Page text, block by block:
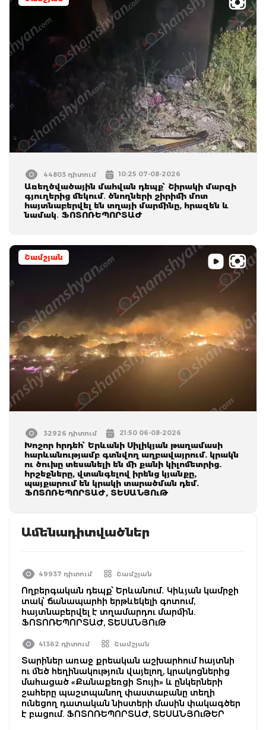
44803 դիտում 10:25 07-08-2026
Առեղծվածային մահվան դեպք՝ Շիրակի մարզի
գյուղերից մեկում․ ծնողների շիրիմի մոտ
հայտնաբերվել են տղայի մարմինը, հրազեն և
նամակ․ ՖՈՏՈՌԵՊՈՐՏԱԺ
Շամշյան
32926 դիտում 21:50 06-08-2026
Խոշոր հրդեհ՝ Երևանի Սիլիկյան թաղամասի
հարևանությամբ գտնվող աղբավայրում. կրակն
ու ծուխը տեսանելի են մի քանի կիլոմետրից.
հրշեջները, վտանգելով իրենց կյանքը,
պայքարում են կրակի տարածման դեմ.
ՖՈՏՈՌԵՊՈՐՏԱԺ, ՏԵՍԱՆՅՈւԹ
Ամենադիտվածներ
49937 դիտում Շամշյան
Ողբերգական դեպք՝ Երևանում․ Կիևյան կամրջի
տակ՝ ճանապարհի երթևեկելի գոտում,
հայտնաբերվել է տղամարդու մարմին.
ՖՈՏՈՌԵՊՈՐՏԱԺ, ՏԵՍԱՆՅՈւԹ
41362 դիտում Շամշյան
Տարիներ առաջ քրեական աշխարհում հայտնի
ու մեծ հեղինակություն վայելող, կրակոցներից
մահացած «Քանաքեռցի Տույի» և ընկերների
շահերը պաշտպանող փաստաբանը տեղի
ունեցող դատական նիստերի մասին փակագծեր
է բացում. ՖՈՏՈՌԵՊՈՐՏԱԺ, ՏԵՍԱՆՅՈւԹԵՐ